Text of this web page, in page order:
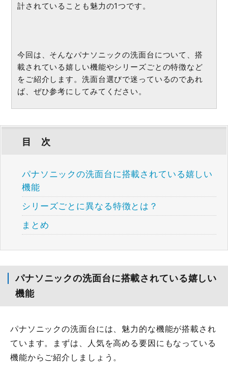
計されていることも魅力の1つです。
今回は、そんなパナソニックの洗面台について、搭
載されている嬉しい機能やシリーズごとの特徴など
をご紹介します。洗面台選びで迷っているのであれ
ば、ぜひ参考にしてみてください。
目 次
パナソニックの洗面台に搭載されている嬉しい
機能
シリーズごとに異なる特徴とは？
まとめ
パナソニックの洗面台に搭載されている嬉しい
機能
パナソニックの洗面台には、魅力的な機能が搭載され
ています。まずは、人気を高める要因にもなっている
機能からご紹介しましょう。